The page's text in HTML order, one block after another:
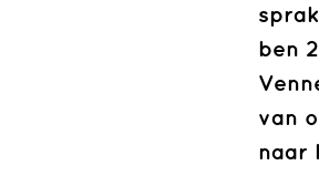
ben
van
naar